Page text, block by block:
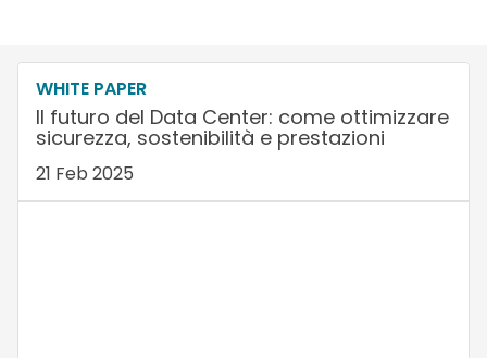
WHITE PAPER
Il futuro del Data Center: come ottimizzare
sicurezza, sostenibilità e prestazioni
21 Feb 2025